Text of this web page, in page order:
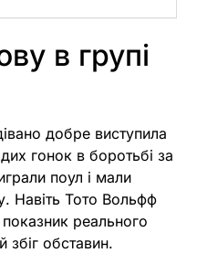
в групі
добре виступила
гонок в боротьбі за
поул і мали
Навіть Тото Вольфф
реального
збіг обставин.